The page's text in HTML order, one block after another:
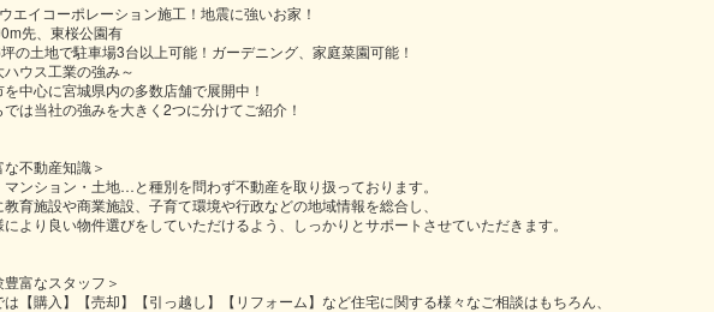
エイコーポレーション施工！地震に強いお家！
先、東桜公園有
の土地で駐車場3台以上可能！ガーデニング、家庭菜園可能！
ハウス工業の強み～
を中心に宮城県内の多数店舗で展開中！
では当社の強みを大きく2つに分けてご紹介！
な不動産知識＞
マンション・土地…と種別を問わず不動産を取り扱っております。
教育施設や商業施設、子育て環境や行政などの地域情報を総合し、
により良い物件選びをしていただけるよう、しっかりとサポートさせていただきます。
豊富なスタッフ＞
は【購入】【売却】【引っ越し】【リフォーム】など住宅に関する様々なご相談はもちろん、